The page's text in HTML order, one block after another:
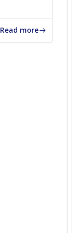
Read more